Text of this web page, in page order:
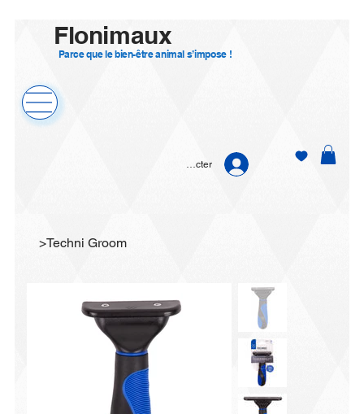
Flonimaux
Parce que le bien-être animal s’impose !
Se connecter
>Techni Groom